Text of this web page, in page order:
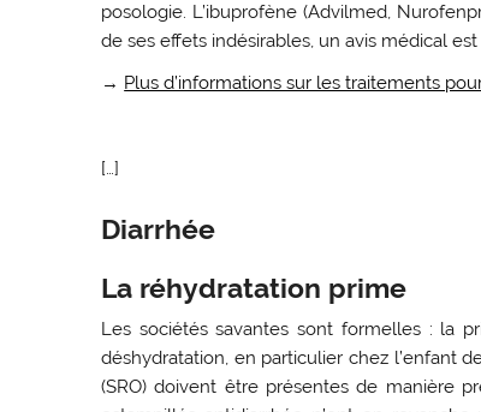
posologie. L’ibuprofène (Advilmed,
de ses effets indésirables, un avis médical est
→ Plus d’informations sur les traitements
[…]
Diarrhée
La réhydratation prime
Les sociétés savantes sont formelles : la
déshydratation, en particulier chez l’enfant
(SRO) doivent être présentes de manière